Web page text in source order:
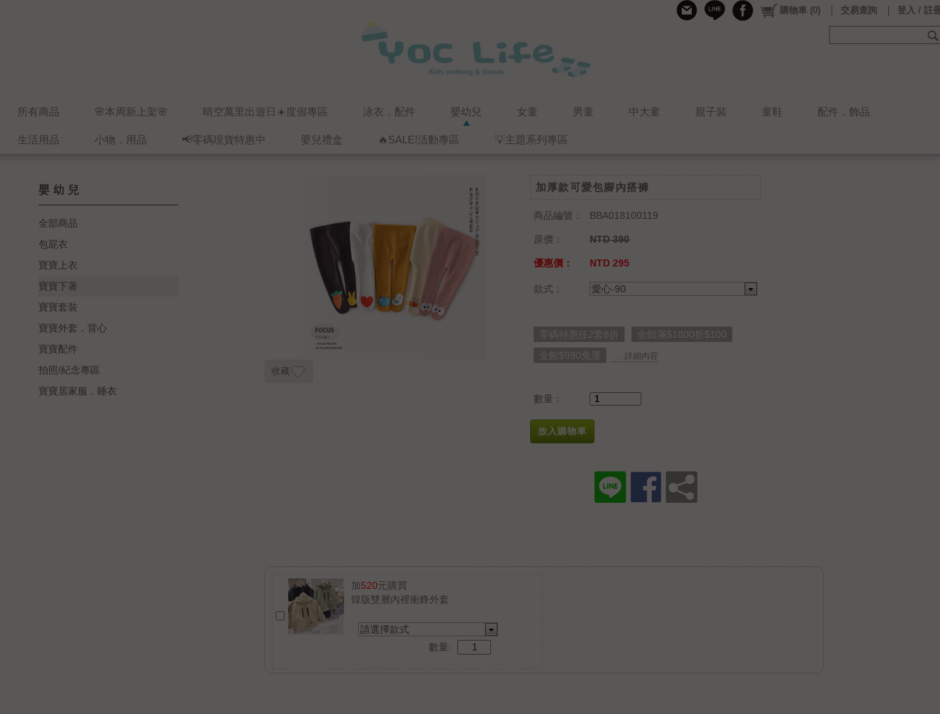
所有商品 🌸本周新上架🌸 晴空萬里出遊日☀️度假專區 泳衣．配件 嬰幼兒 女童 男童 中大童 親子裝 童鞋 配件．飾品
生活用品 小物．用品 📢零碼現貨特惠中 嬰兒禮盒 🔥SALE!活動專區 💡主題系列專區
購物車 (0) 交易查詢 登入 / 註
嬰幼兒
全部商品
包屁衣
寶寶上衣
寶寶下著
寶寶套裝
寶寶外套．背心
寶寶配件
拍照/紀念專區
寶寶居家服．睡衣
收藏
加厚款可愛包腳內搭褲
商品編號： BBA018100119
原價： NTD 390
優惠價： NTD 295
款式： 愛心-90
零碼特惠任2套8折
全館滿$1800折$100
全館$990免運
. . . 詳細內容
數量：
放入購物車
加520元購買
韓版雙層內裡衝鋒外套
請選擇款式
數量: